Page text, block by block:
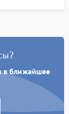
в ближайшее